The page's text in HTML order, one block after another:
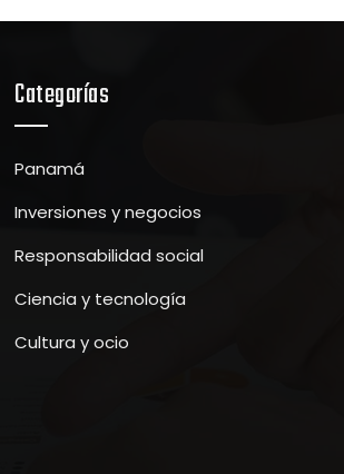
Categorías
Panamá
Inversiones y negocios
Responsabilidad social
Ciencia y tecnología
Cultura y ocio